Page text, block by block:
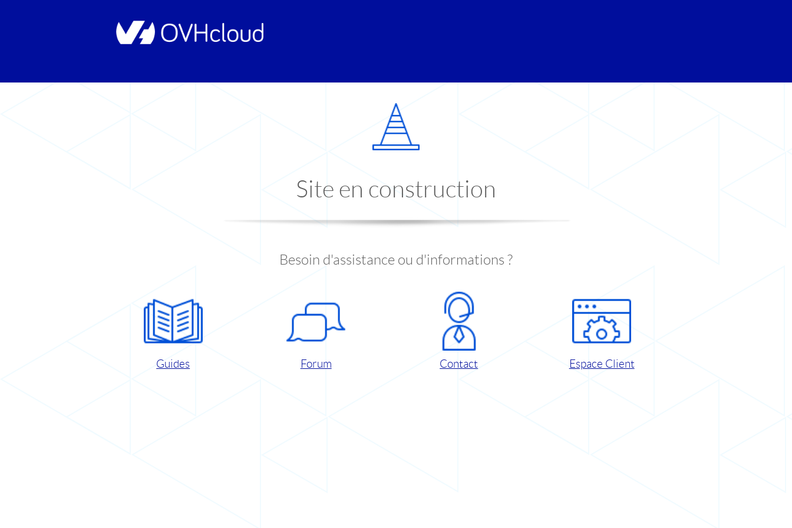
Site en construction
Besoin d'assistance ou d'informations ?
Guides Forum Contact Espace Client